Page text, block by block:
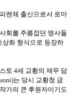
렌체 출신으로서 로마
회를 주름잡던 명사들
상화 형식으로 등장하
토4세 교황의 재무 담
는 당시 교황청 금
가의 큰 후원자이기도